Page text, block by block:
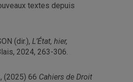
textes depuis
(dir.), L’État, hier,
2024, 263-306.
(2025) 66 Cahiers de Droit